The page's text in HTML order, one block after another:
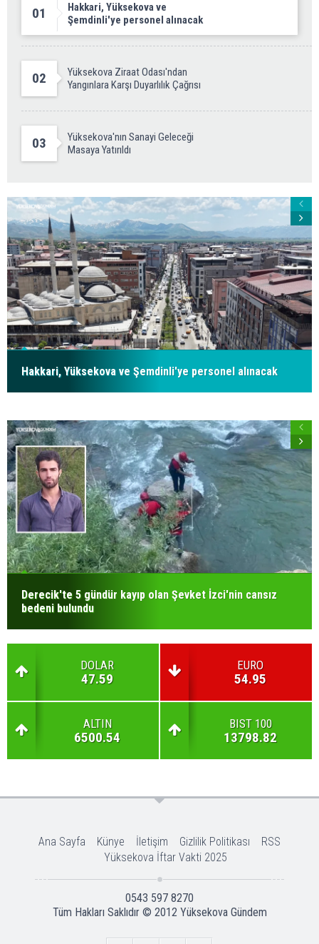
01
Hakkari, Yüksekova ve
Şemdinli'ye personel alınacak
02
Yüksekova Ziraat Odası'ndan
Yangınlara Karşı Duyarlılık Çağrısı
03
Yüksekova'nın Sanayi Geleceği
Masaya Yatırıldı
Hakkari, Yüksekova ve Şemdinli'ye personel alınacak
Derecik'te 5 gündür kayıp olan Şevket İzci'nin cansız
bedeni bulundu
DOLAR
47.59
EURO
54.95
ALTIN
6500.54
BIST 100
13798.82
Ana Sayfa Künye İletişim Gizlilik Politikası
RSS
Yüksekova İftar Vakti 2025
0543 597 8270
Tüm Hakları Saklıdır © 2012 Yüksekova Gündem